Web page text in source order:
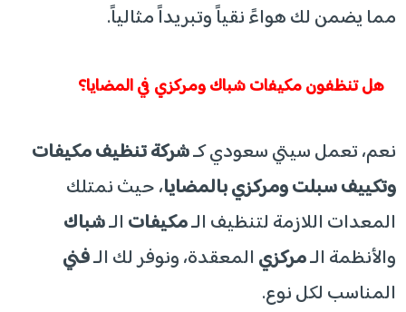
مما يضمن لك هواءً نقياً وتبريداً مثالياً.
​هل تنظفون مكيفات شباك ومركزي في المضايا؟
​نعم، تعمل سيتي سعودي كـشركة تنظيف مكيفات
وتكييف سبلت ومركزي بالمضايا، حيث نمتلك
المعدات اللازمة لتنظيف الـمكيفاتالـشباك
والأنظمة الـمركزيالمعقدة، ونوفر لك الـفني
المناسب لكل نوع.